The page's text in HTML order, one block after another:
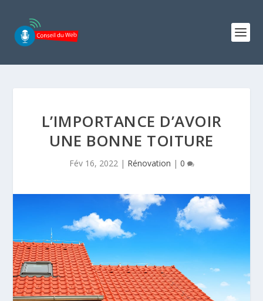
L’IMPORTANCE D’AVOIR
UNE BONNE TOITURE
Fév 16, 2022| Rénovation | 0